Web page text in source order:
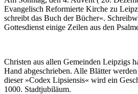
Evangelisch Reformierte Kirche zu
schreibt das Buch der Bücher«.
Gottesdienst einige Zeilen aus den
Christen aus allen Gemeinden Leipzigs
Hand abgeschrieben. Alle Blätter
dieser »Codex Lipsiensis« wird ein
1000. Stadtjubiläum.